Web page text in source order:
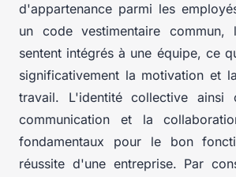
d'appartenance parmi les
un code vestimentaire commun,
sentent intégrés à une équipe, ce
significativement la motivation et
travail. L'identité collective ainsi
communication et la
fondamentaux pour le bon
réussite d'une entreprise. Par